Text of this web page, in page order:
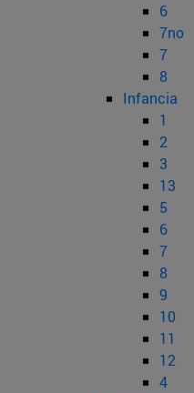
6
7no
7
8
Infancia
1
2
3
13
5
6
7
8
9
10
11
12
4